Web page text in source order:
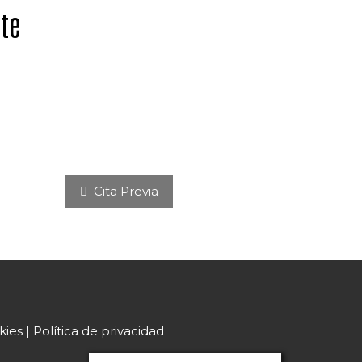
Cita Previa
| Política de privacidad